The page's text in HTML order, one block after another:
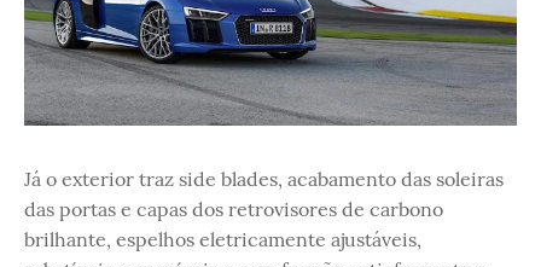
Já o exterior traz side blades, acabamento das soleiras
das portas e capas dos retrovisores de carbono
brilhante, espelhos eletricamente ajustáveis,